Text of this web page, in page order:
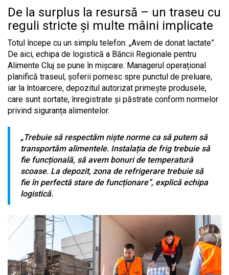
De la surplus la resursă – un traseu cu
reguli stricte și multe mâini implicate
Totul începe cu un simplu telefon: „Avem de donat lactate”.
De aici, echipa de logistică a Băncii Regionale pentru
Alimente Cluj se pune în mișcare. Managerul operațional
planifică traseul, șoferii pornesc spre punctul de preluare,
iar la întoarcere, depozitul autorizat primește produsele,
care sunt sortate, înregistrate și păstrate conform normelor
privind siguranța alimentelor.
„Trebuie să respectăm niște norme ca să putem să
transportăm alimentele. Instalația de frig trebuie să
fie funcțională, să avem bonuri de temperatură
scoase. La depozit, zona de refrigerare trebuie să
fie în perfectă stare de funcționare”, explică echipa
logistică.